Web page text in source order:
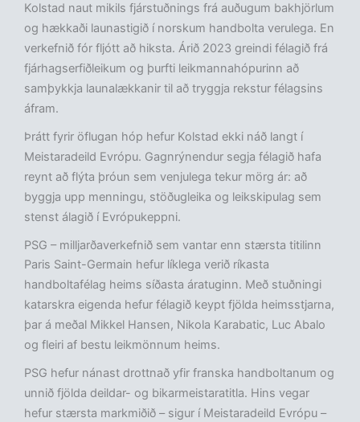
Kolstad naut mikils fjárstuðnings frá auðugum bakhjörlum
og hækkaði launastigið í norskum handbolta verulega. En
verkefnið fór fljótt að hiksta. Árið 2023 greindi félagið frá
fjárhagserfiðleikum og þurfti leikmannahópurinn að
samþykkja launalækkanir til að tryggja rekstur félagsins
áfram.
Þrátt fyrir öflugan hóp hefur Kolstad ekki náð langt í
Meistaradeild Evrópu. Gagnrýnendur segja félagið hafa
reynt að flýta þróun sem venjulega tekur mörg ár: að
byggja upp menningu, stöðugleika og leikskipulag sem
stenst álagið í Evrópukeppni.
PSG – milljarðaverkefnið sem vantar enn stærsta titilinn
Paris Saint-Germain hefur líklega verið ríkasta
handboltafélag heims síðasta áratuginn. Með stuðningi
katarskra eigenda hefur félagið keypt fjölda heimsstjarna,
þar á meðal Mikkel Hansen, Nikola Karabatic, Luc Abalo
og fleiri af bestu leikmönnum heims.
PSG hefur nánast drottnað yfir franska handboltanum og
unnið fjölda deildar- og bikarmeistaratitla. Hins vegar
hefur stærsta markmiðið – sigur í Meistaradeild Evrópu –